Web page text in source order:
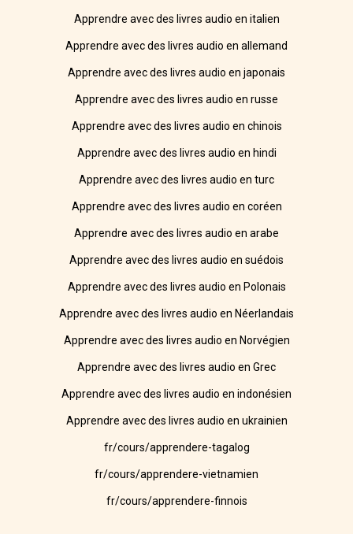
Apprendre avec des livres audio en italien
Apprendre avec des livres audio en allemand
Apprendre avec des livres audio en japonais
Apprendre avec des livres audio en russe
Apprendre avec des livres audio en chinois
Apprendre avec des livres audio en hindi
Apprendre avec des livres audio en turc
Apprendre avec des livres audio en coréen
Apprendre avec des livres audio en arabe
Apprendre avec des livres audio en suédois
Apprendre avec des livres audio en Polonais
Apprendre avec des livres audio en Néerlandais
Apprendre avec des livres audio en Norvégien
Apprendre avec des livres audio en Grec
Apprendre avec des livres audio en indonésien
Apprendre avec des livres audio en ukrainien
fr/cours/apprendere-tagalog
fr/cours/apprendere-vietnamien
fr/cours/apprendere-finnois